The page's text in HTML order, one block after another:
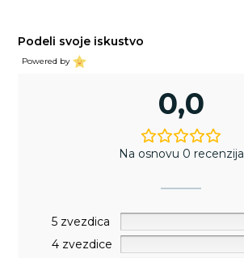
Podeli svoje iskustvo
Powered by
0,0
Na osnovu 0 recenzija
5 zvezdica
4 zvezdice